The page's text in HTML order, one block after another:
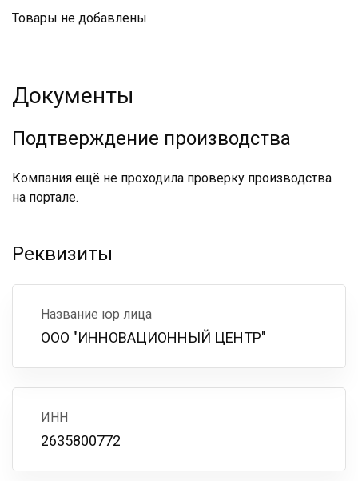
Товары не добавлены
Документы
Подтверждение производства
Компания ещё не проходила проверку производства
на портале.
Реквизиты
Название юр лица
ООО "ИННОВАЦИОННЫЙ ЦЕНТР"
ИНН
2635800772